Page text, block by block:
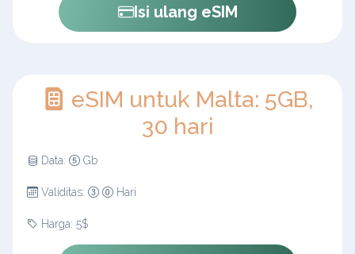
Isi ulang eSIM
eSIM untuk Malta: 5GB,
30 hari
Data: Gb
Validitas: Hari
Harga: 5$